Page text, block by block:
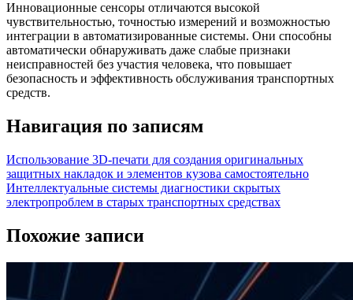
Инновационные сенсоры отличаются высокой
чувствительностью, точностью измерений и возможностью
интеграции в автоматизированные системы. Они способны
автоматически обнаруживать даже слабые признаки
неисправностей без участия человека, что повышает
безопасность и эффективность обслуживания транспортных
средств.
Навигация по записям
Использование 3D-печати для создания оригинальных
защитных накладок и элементов кузова самостоятельно
Интеллектуальные системы диагностики скрытых
электропроблем в старых транспортных средствах
Похожие записи